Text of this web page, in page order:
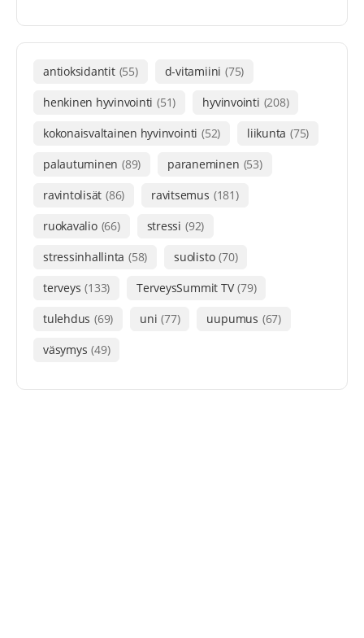
antioksidantit (55) d-vitamiini (75)
henkinen hyvinvointi (51) hyvinvointi (208)
kokonaisvaltainen hyvinvointi (52) liikunta (75)
palautuminen (89) paraneminen (53)
ravintolisät (86) ravitsemus (181)
ruokavalio (66) stressi (92)
stressinhallinta (58) suolisto (70)
terveys (133) TerveysSummit TV (79)
tulehdus (69) uni (77) uupumus (67)
väsymys (49)